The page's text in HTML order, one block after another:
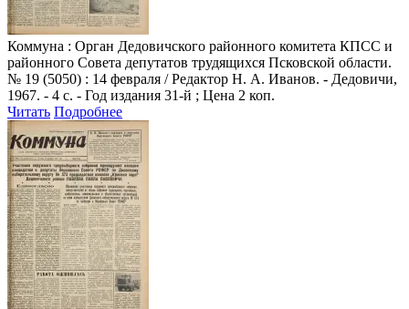
Коммуна : Орган Дедовичского районного комитета КПСС и
районного Совета депутатов трудящихся Псковской области.
№ 19 (5050) : 14 февраля / Редактор Н. А. Иванов. - Дедовичи,
1967. - 4 с. - Год издания 31-й ; Цена 2 коп.
Читать Подробнее